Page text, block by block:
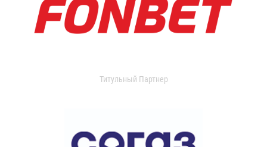
Титульный Партнер